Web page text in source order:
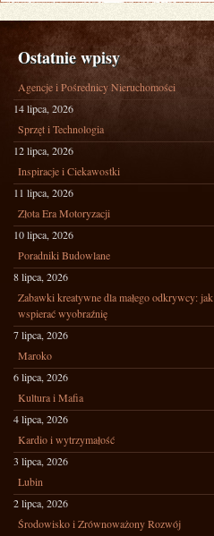
Ostatnie wpisy
Agencje i Pośrednicy Nieruchomości
14 lipca, 2026
Sprzęt i Technologia
12 lipca, 2026
Inspiracje i Ciekawostki
11 lipca, 2026
Złota Era Motoryzacji
10 lipca, 2026
Poradniki Budowlane
8 lipca, 2026
Zabawki kreatywne dla małego odkrywcy: jak
wspierać wyobraźnię
7 lipca, 2026
Maroko
6 lipca, 2026
Kultura i Mafia
4 lipca, 2026
Kardio i wytrzymałość
3 lipca, 2026
Lubin
2 lipca, 2026
Środowisko i Zrównoważony Rozwój